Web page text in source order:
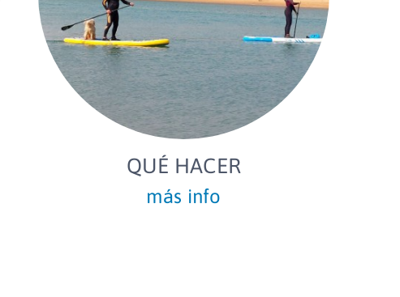
QUÉ HACER
más info